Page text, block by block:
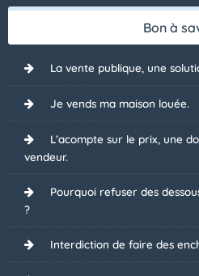
Bon à
La vente publique, une
Je vends ma maison louée.
L’acompte sur le prix, une
vendeur.
Pourquoi refuser des
?
Interdiction de faire des